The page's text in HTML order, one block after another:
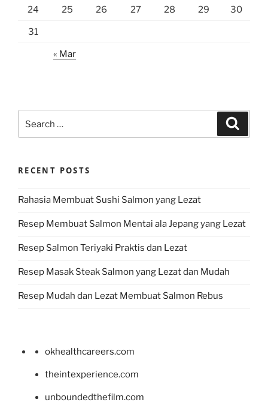
24 25 26 27 28 29 30
31
« Mar
for:
RECENT POSTS
Rahasia Membuat Sushi Salmon yang Lezat
Resep Membuat Salmon Mentai ala Jepang yang Lezat
Resep Salmon Teriyaki Praktis dan Lezat
Resep Masak Steak Salmon yang Lezat dan Mudah
Resep Mudah dan Lezat Membuat Salmon Rebus
okhealthcareers.com
theintexperience.com
unboundedthefilm.com